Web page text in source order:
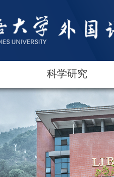
科学研究